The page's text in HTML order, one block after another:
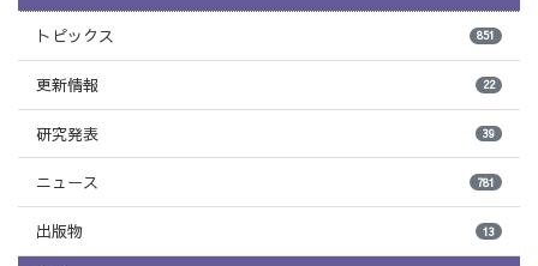
トピックス 851
更新情報 22
研究発表 39
ニュース 781
出版物 13